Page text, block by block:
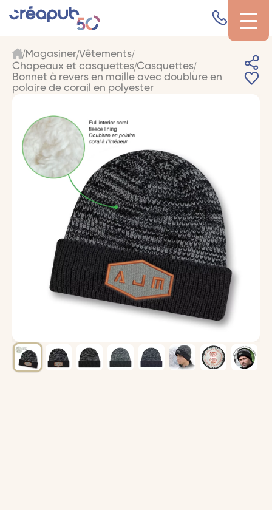
Magasiner Vêtements
Chapeaux et casquettes Casquettes
Bonnet à revers en maille avec doublure en
polaire de corail en polyester